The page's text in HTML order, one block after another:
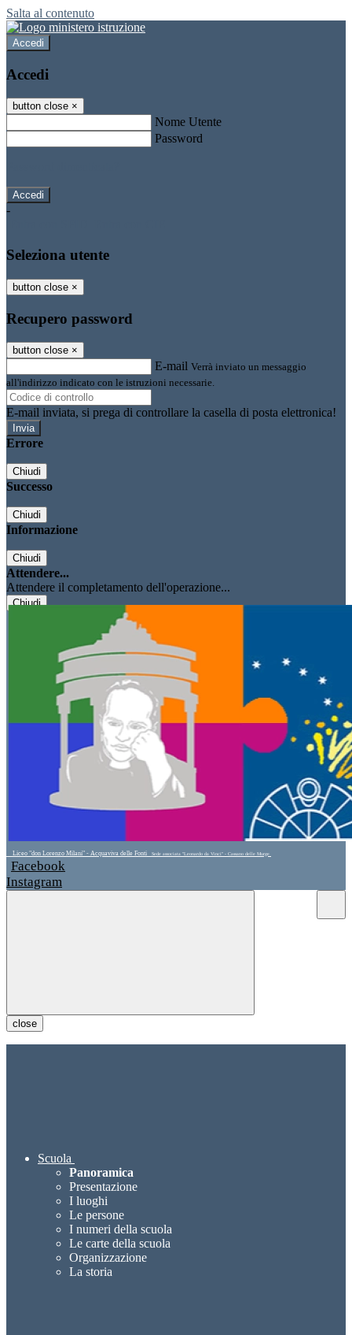
Salta al contenuto
Accedi
Accedi
button close ×
Nome Utente
Password
-
Seleziona utente
button close ×
Recupero password
button close ×
E-mail Verrà inviato un messaggio
all'indirizzo indicato con le istruzioni necessarie.
E-mail inviata, si prega di controllare la casella di posta elettronica!
Errore
Chiudi
Successo
Chiudi
Informazione
Chiudi
Attendere...
Attendere il completamento dell'operazione...
Chiudi
Liceo "don Lorenzo Milani" - Acquaviva delle Fonti Sede associata "Leonardo da Vinci" - Cassano delle Murge
Facebook
Instagram
close
Scuola
Panoramica
Presentazione
I luoghi
Le persone
I numeri della scuola
Le carte della scuola
Organizzazione
La storia